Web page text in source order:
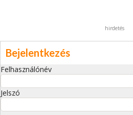
hirdetés
Bejelentkezés
Felhasználónév
Jelszó